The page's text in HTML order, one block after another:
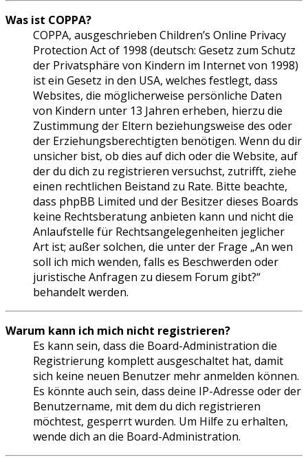
Was ist COPPA?
COPPA, ausgeschrieben Children’s Online Privacy
Protection Act of 1998 (deutsch: Gesetz zum Schutz
der Privatsphäre von Kindern im Internet von 1998)
ist ein Gesetz in den USA, welches festlegt, dass
Websites, die möglicherweise persönliche Daten
von Kindern unter 13 Jahren erheben, hierzu die
Zustimmung der Eltern beziehungsweise des oder
der Erziehungsberechtigten benötigen. Wenn du dir
unsicher bist, ob dies auf dich oder die Website, auf
der du dich zu registrieren versuchst, zutrifft, ziehe
einen rechtlichen Beistand zu Rate. Bitte beachte,
dass phpBB Limited und der Besitzer dieses Boards
keine Rechtsberatung anbieten kann und nicht die
Anlaufstelle für Rechtsangelegenheiten jeglicher
Art ist; außer solchen, die unter der Frage „An wen
soll ich mich wenden, falls es Beschwerden oder
juristische Anfragen zu diesem Forum gibt?“
behandelt werden.
Warum kann ich mich nicht registrieren?
Es kann sein, dass die Board-Administration die
Registrierung komplett ausgeschaltet hat, damit
sich keine neuen Benutzer mehr anmelden können.
Es könnte auch sein, dass deine IP-Adresse oder der
Benutzername, mit dem du dich registrieren
möchtest, gesperrt wurden. Um Hilfe zu erhalten,
wende dich an die Board-Administration.